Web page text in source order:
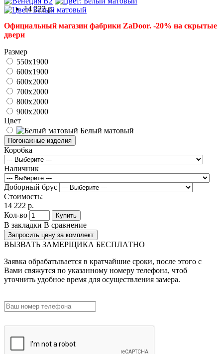
14 222 р.
Официальный магазин фабрики ZaDoor. -20% на скрытые
двери
Размер
550x1900
600x1900
600x2000
700x2000
800x2000
900x2000
Цвет
Белый матовый
Погонажные изделия
Коробка
Наличник
Доборный брус
Стоимость:
14 222 р.
Кол-во
Купить
В закладки В сравнение
Запросить цену за комплект
ВЫЗВАТЬ ЗАМЕРЩИКА БЕСПЛАТНО
Заявка обрабатывается в кратчайшие сроки, после этого с
Вами свяжутся по указанному номеру телефона, чтоб
уточнить удобное время для осуществления замера.